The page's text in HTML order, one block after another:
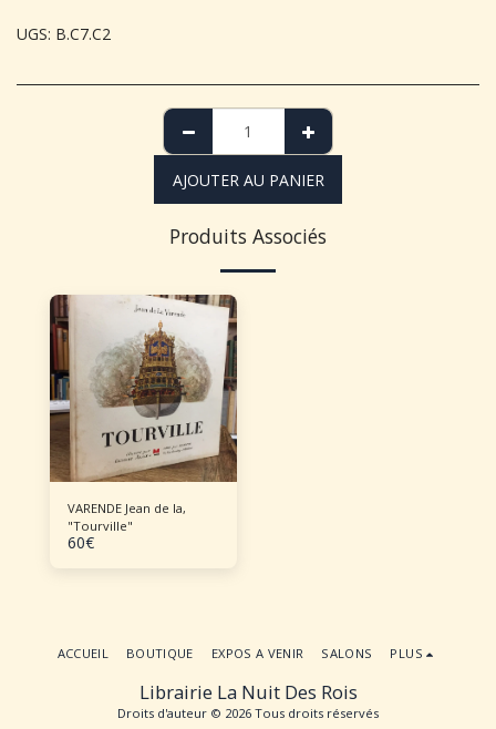
UGS: B.C7.C2
AJOUTER AU PANIER
Produits Associés
VARENDE Jean de la,
"Tourville"
60€
Librairie La Nuit Des Rois
Droits d'auteur © 2026 Tous droits réservés
ACCUEIL BOUTIQUE EXPOS A VENIR SALONS PLUS